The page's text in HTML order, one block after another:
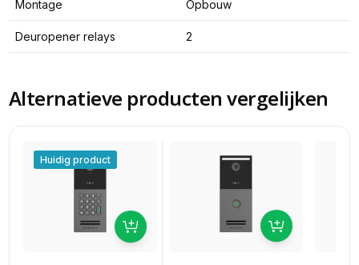
Montage Opbouw
Deuropener relays 2
Alternatieve producten vergelijken
Huidig product